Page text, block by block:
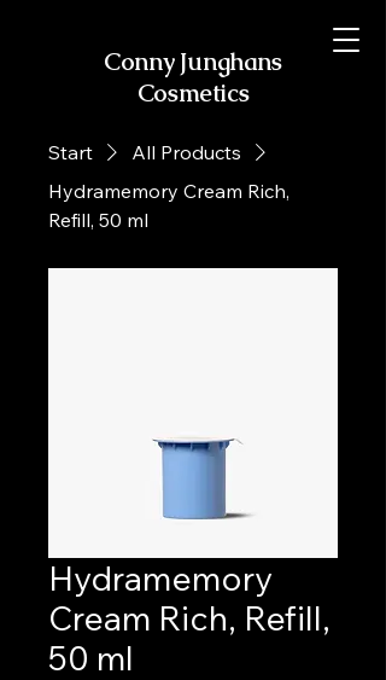
Conny Junghans
Cosmetics
Start
All Products
Hydramemory Cream Rich,
Refill, 50 ml
Hydramemory
Cream Rich, Refill,
50 ml